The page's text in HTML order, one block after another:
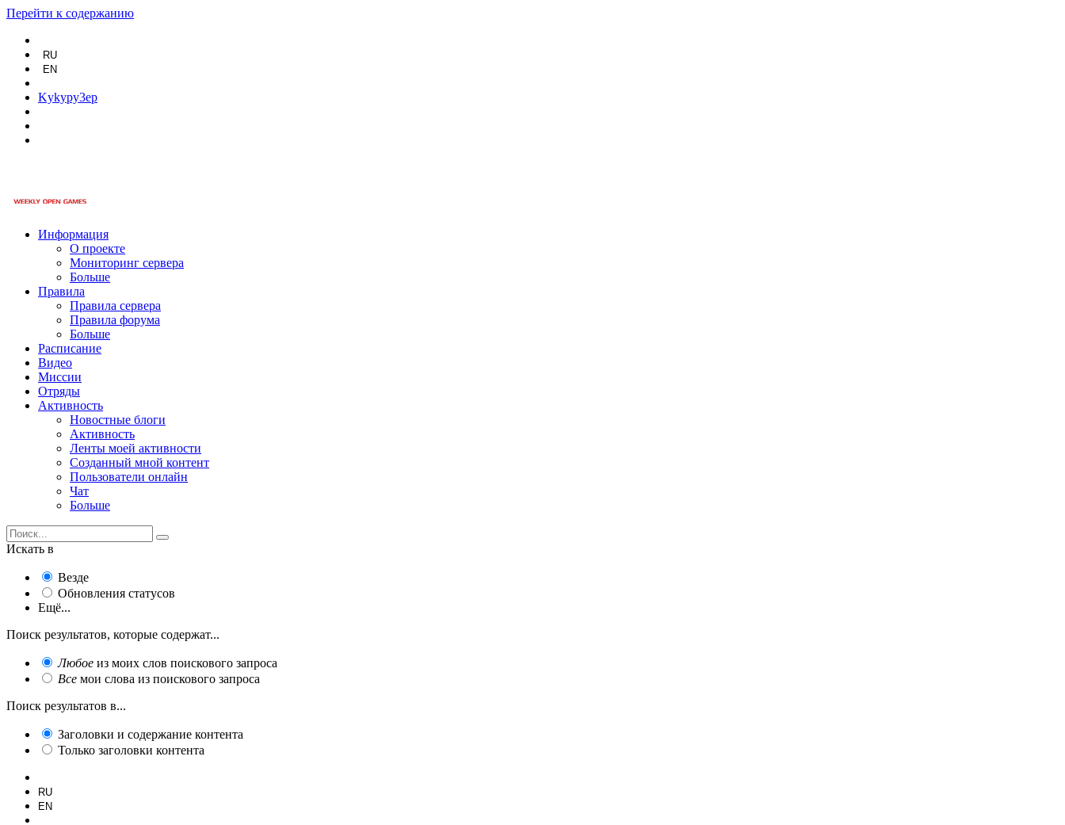
Перейти к содержанию
RU
EN
Kykypy3ep
Информация
О проекте
Мониторинг сервера
Больше
Правила
Правила сервера
Правила форума
Больше
Расписание
Видео
Миссии
Отряды
Активность
Новостные блоги
Активность
Ленты моей активности
Созданный мной контент
Пользователи онлайн
Чат
Больше
Искать в
Везде
Обновления статусов
Ещё...
Поиск результатов, которые содержат...
Любое из моих слов поискового запроса
Все мои слова из поискового запроса
Поиск результатов в...
Заголовки и содержание контента
Только заголовки контента
RU
EN